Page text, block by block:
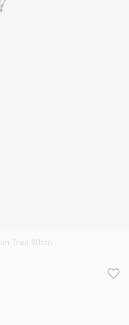
Träd 80cm